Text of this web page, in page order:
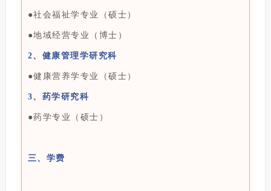
●社会福祉学专业（硕士）
●地域经营专业（博士）
2、健康管理学研究科
●健康营养学专业（硕士）
3、药学研究科
●药学专业（硕士）
三、学费